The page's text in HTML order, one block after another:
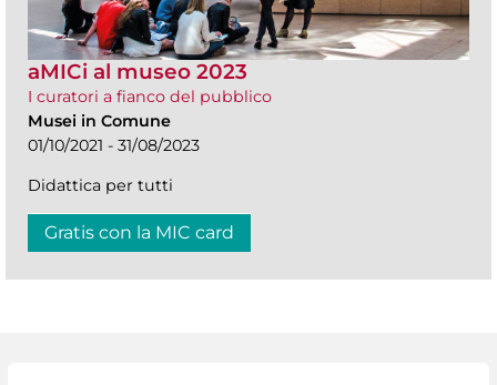
aMICi al museo 2023
I curatori a fianco del pubblico
Musei in Comune
01/10/2021 - 31/08/2023
Didattica per tutti
Gratis con la MIC card